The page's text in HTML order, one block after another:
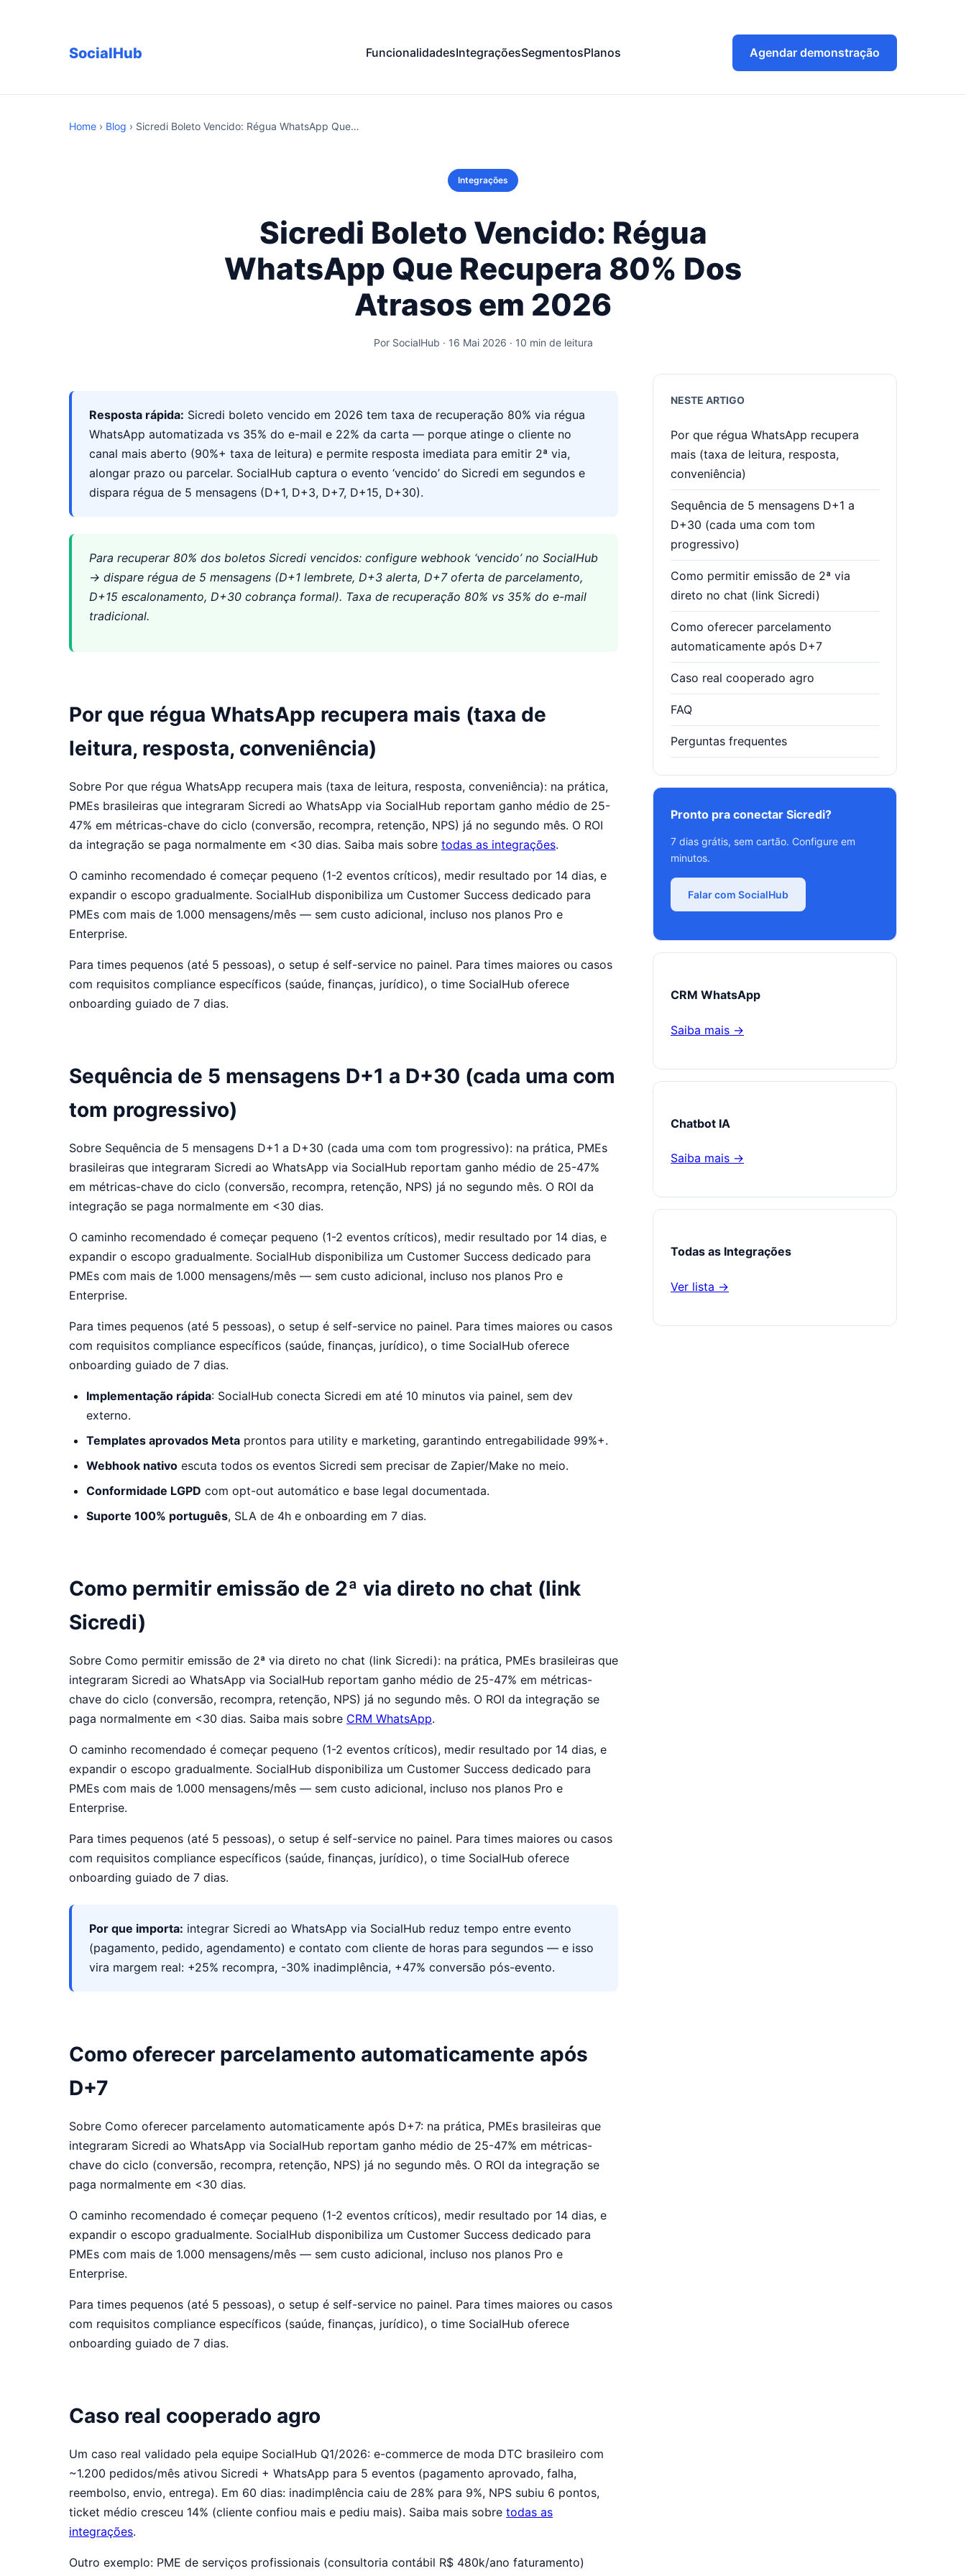
SocialHub FuncionalidadesIntegraçõesSegmentosPlanos Agendar demonstração
Home › Blog › Sicredi Boleto Vencido: Régua WhatsApp Que…
Integrações
Sicredi Boleto Vencido: Régua
WhatsApp Que Recupera 80% Dos
Atrasos em 2026
Por SocialHub · 16 Mai 2026 · 10 min de leitura
Resposta rápida: Sicredi boleto vencido em 2026 tem taxa de recuperação 80% via régua
WhatsApp automatizada vs 35% do e-mail e 22% da carta — porque atinge o cliente no
canal mais aberto (90%+ taxa de leitura) e permite resposta imediata para emitir 2ª via,
alongar prazo ou parcelar. SocialHub captura o evento ‘vencido’ do Sicredi em segundos e
dispara régua de 5 mensagens (D+1, D+3, D+7, D+15, D+30).
Para recuperar 80% dos boletos Sicredi vencidos: configure webhook ‘vencido’ no SocialHub
→ dispare régua de 5 mensagens (D+1 lembrete, D+3 alerta, D+7 oferta de parcelamento,
D+15 escalonamento, D+30 cobrança formal). Taxa de recuperação 80% vs 35% do e-mail
tradicional.
Por que régua WhatsApp recupera mais (taxa de
leitura, resposta, conveniência)
Sobre Por que régua WhatsApp recupera mais (taxa de leitura, resposta, conveniência): na prática,
PMEs brasileiras que integraram Sicredi ao WhatsApp via SocialHub reportam ganho médio de 25-
47% em métricas-chave do ciclo (conversão, recompra, retenção, NPS) já no segundo mês. O ROI
da integração se paga normalmente em <30 dias. Saiba mais sobre todas as integrações.
O caminho recomendado é começar pequeno (1-2 eventos críticos), medir resultado por 14 dias, e
expandir o escopo gradualmente. SocialHub disponibiliza um Customer Success dedicado para
PMEs com mais de 1.000 mensagens/mês — sem custo adicional, incluso nos planos Pro e
Enterprise.
Para times pequenos (até 5 pessoas), o setup é self-service no painel. Para times maiores ou casos
com requisitos compliance específicos (saúde, finanças, jurídico), o time SocialHub oferece
onboarding guiado de 7 dias.
Sequência de 5 mensagens D+1 a D+30 (cada uma com
tom progressivo)
Sobre Sequência de 5 mensagens D+1 a D+30 (cada uma com tom progressivo): na prática, PMEs
brasileiras que integraram Sicredi ao WhatsApp via SocialHub reportam ganho médio de 25-47%
em métricas-chave do ciclo (conversão, recompra, retenção, NPS) já no segundo mês. O ROI da
integração se paga normalmente em <30 dias.
O caminho recomendado é começar pequeno (1-2 eventos críticos), medir resultado por 14 dias, e
expandir o escopo gradualmente. SocialHub disponibiliza um Customer Success dedicado para
PMEs com mais de 1.000 mensagens/mês — sem custo adicional, incluso nos planos Pro e
Enterprise.
Para times pequenos (até 5 pessoas), o setup é self-service no painel. Para times maiores ou casos
com requisitos compliance específicos (saúde, finanças, jurídico), o time SocialHub oferece
onboarding guiado de 7 dias.
Implementação rápida: SocialHub conecta Sicredi em até 10 minutos via painel, sem dev
externo.
Templates aprovados Meta prontos para utility e marketing, garantindo entregabilidade 99%+.
Webhook nativo escuta todos os eventos Sicredi sem precisar de Zapier/Make no meio.
Conformidade LGPD com opt-out automático e base legal documentada.
Suporte 100% português, SLA de 4h e onboarding em 7 dias.
Como permitir emissão de 2ª via direto no chat (link
Sicredi)
Sobre Como permitir emissão de 2ª via direto no chat (link Sicredi): na prática, PMEs brasileiras que
integraram Sicredi ao WhatsApp via SocialHub reportam ganho médio de 25-47% em métricas-
chave do ciclo (conversão, recompra, retenção, NPS) já no segundo mês. O ROI da integração se
paga normalmente em <30 dias. Saiba mais sobre CRM WhatsApp.
O caminho recomendado é começar pequeno (1-2 eventos críticos), medir resultado por 14 dias, e
expandir o escopo gradualmente. SocialHub disponibiliza um Customer Success dedicado para
PMEs com mais de 1.000 mensagens/mês — sem custo adicional, incluso nos planos Pro e
Enterprise.
Para times pequenos (até 5 pessoas), o setup é self-service no painel. Para times maiores ou casos
com requisitos compliance específicos (saúde, finanças, jurídico), o time SocialHub oferece
onboarding guiado de 7 dias.
Por que importa: integrar Sicredi ao WhatsApp via SocialHub reduz tempo entre evento
(pagamento, pedido, agendamento) e contato com cliente de horas para segundos — e isso
vira margem real: +25% recompra, -30% inadimplência, +47% conversão pós-evento.
Como oferecer parcelamento automaticamente após
D+7
Sobre Como oferecer parcelamento automaticamente após D+7: na prática, PMEs brasileiras que
integraram Sicredi ao WhatsApp via SocialHub reportam ganho médio de 25-47% em métricas-
chave do ciclo (conversão, recompra, retenção, NPS) já no segundo mês. O ROI da integração se
paga normalmente em <30 dias.
O caminho recomendado é começar pequeno (1-2 eventos críticos), medir resultado por 14 dias, e
expandir o escopo gradualmente. SocialHub disponibiliza um Customer Success dedicado para
PMEs com mais de 1.000 mensagens/mês — sem custo adicional, incluso nos planos Pro e
Enterprise.
Para times pequenos (até 5 pessoas), o setup é self-service no painel. Para times maiores ou casos
com requisitos compliance específicos (saúde, finanças, jurídico), o time SocialHub oferece
onboarding guiado de 7 dias.
Caso real cooperado agro
Um caso real validado pela equipe SocialHub Q1/2026: e-commerce de moda DTC brasileiro com
~1.200 pedidos/mês ativou Sicredi + WhatsApp para 5 eventos (pagamento aprovado, falha,
reembolso, envio, entrega). Em 60 dias: inadimplência caiu de 28% para 9%, NPS subiu 6 pontos,
ticket médio cresceu 14% (cliente confiou mais e pediu mais). Saiba mais sobre todas as
integrações.
Outro exemplo: PME de serviços profissionais (consultoria contábil R$ 480k/ano faturamento)
NESTE ARTIGO
Por que régua WhatsApp recupera
mais (taxa de leitura, resposta,
conveniência)
Sequência de 5 mensagens D+1 a
D+30 (cada uma com tom
progressivo)
Como permitir emissão de 2ª via
direto no chat (link Sicredi)
Como oferecer parcelamento
automaticamente após D+7
Caso real cooperado agro
FAQ
Perguntas frequentes
Pronto pra conectar Sicredi?
7 dias grátis, sem cartão. Configure em
minutos.
Falar com SocialHub
CRM WhatsApp
Saiba mais →
Chatbot IA
Saiba mais →
Todas as Integrações
Ver lista →